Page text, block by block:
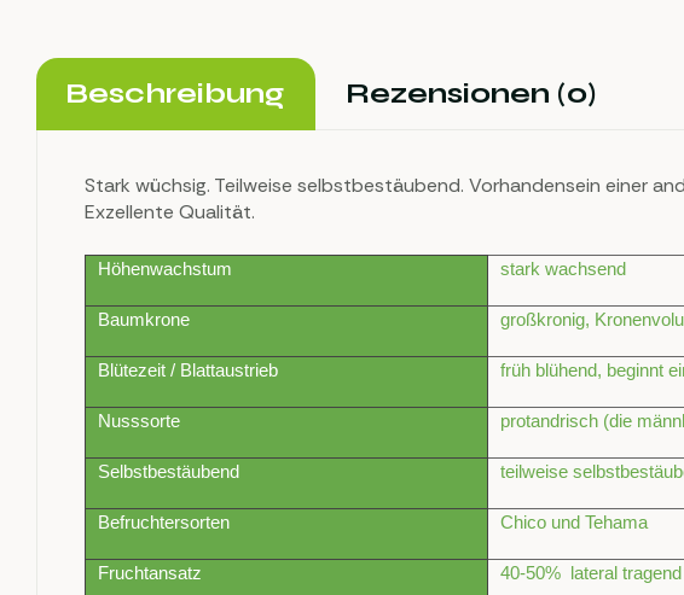
Beschreibung Rezensionen (0)
Stark wüchsig. Teilweise selbstbestäubend. Vorhandensein einer
Exzellente Qualität.
Höhenwachstum stark wachsend
Baumkrone großkronig,
Blütezeit / Blattaustrieb früh blühend, beginnt
Nusssorte protandrisch (die
Selbstbestäubend teilweise
Befruchtersorten Chico und Tehama
Fruchtansatz 40-50% lateral tragend